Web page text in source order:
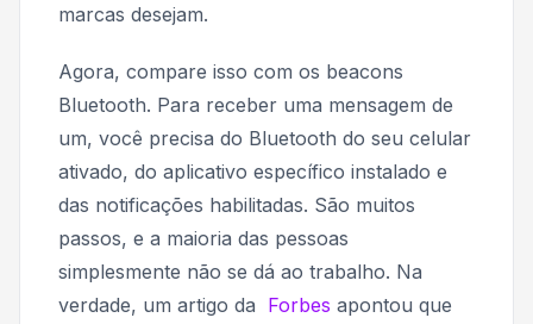
marcas desejam.
Agora, compare isso com os beacons
Bluetooth. Para receber uma mensagem de
um, você precisa do Bluetooth do seu celular
ativado, do aplicativo específico instalado e
das notificações habilitadas. São muitos
passos, e a maioria das pessoas
simplesmente não se dá ao trabalho. Na
verdade, um artigo da Forbes apontou que